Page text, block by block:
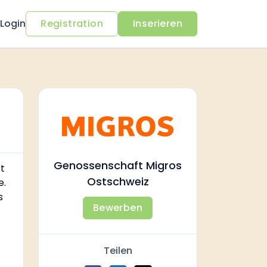
Login Registration Inserieren
Genossenschaft Migros
Ostschweiz
Bewerben
Teilen